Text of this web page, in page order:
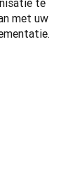
met uw